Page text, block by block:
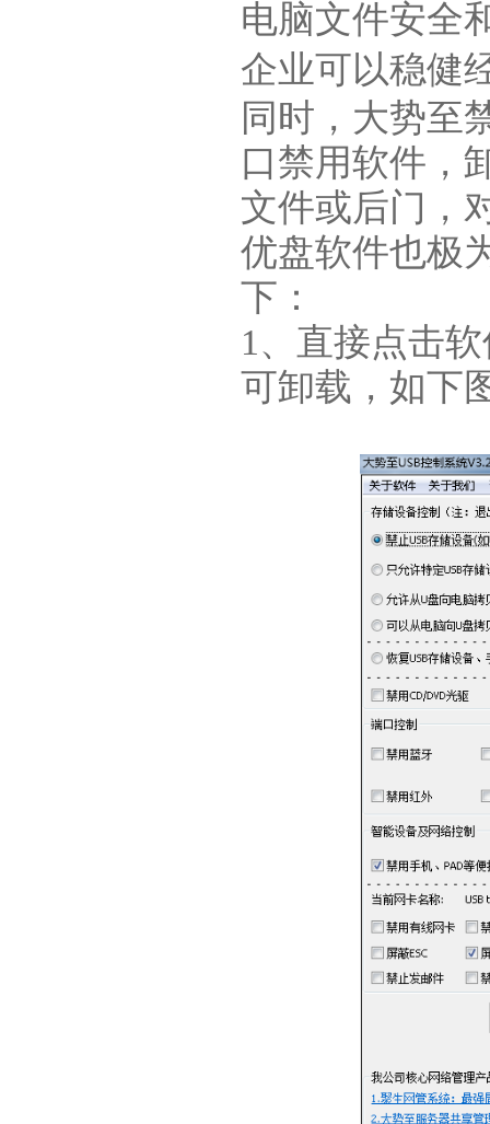
电脑文件安全
企业可以稳健
同时，大势至
口禁用软件，
文件或后门，
优盘软件也极
下：
1、直接点击
可卸载，如下